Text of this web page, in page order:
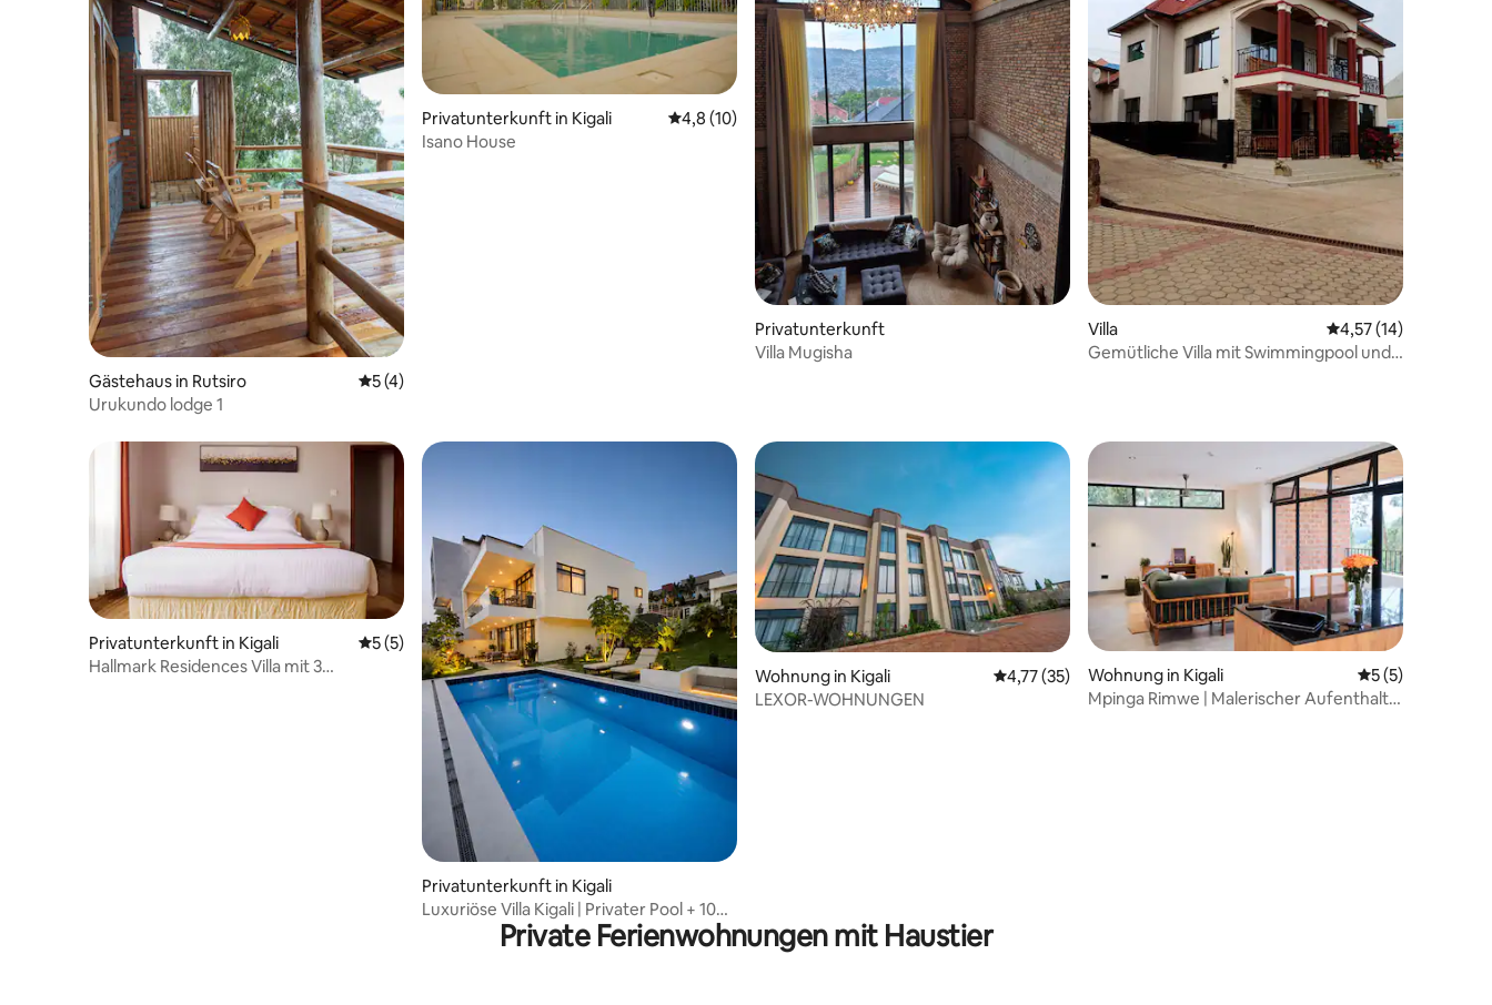
Gästehaus in Rutsiro Durchschnittliche Bewertung: 5 von 5, 4 Bewertungen
5 (4)
Urukundo lodge 1
Privatunterkunft in Kigali Durchschnittliche Bewertung: 4,8 von 5, 10 Bewertungen
4,8 (10)
Isano House
Privatunterkunft
Villa Mugisha
Villa Durchschnittliche
4,57 (14)
Gemütliche Villa mit Swimmingpool und
Privatunterkunft in Kigali Durchschnittliche Bewertung: 5 von 5, 5 Bewertungen
5 (5)
Hallmark Residences Villa mit 3
Privatunterkunft in Kigali
Luxuriöse Villa Kigali | Privater Pool + 100-
Wohnung in Kigali Durchschnittliche Bewertung: 4,77 von 5, 35 Bewertungen
4,77 (35)
LEXOR-WOHNUNGEN
Wohnung in Kigali
5 (5)
Mpinga Rimwe | Malerischer Aufenthalt
Private Ferienwohnungen mit Haustier